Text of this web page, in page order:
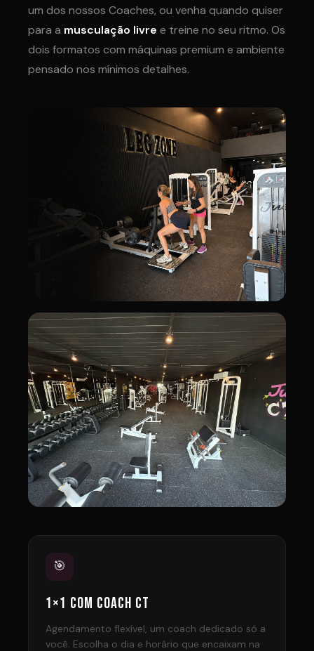
um dos nossos Coaches, ou venha quando quiser
para a musculação livre e treine no seu ritmo. Os
dois formatos com máquinas premium e ambiente
pensado nos mínimos detalhes.
🎯
1×1 COM COACH CT
Agendamento flexível, um coach dedicado só a
você. Escolha o dia e horário que encaixam na